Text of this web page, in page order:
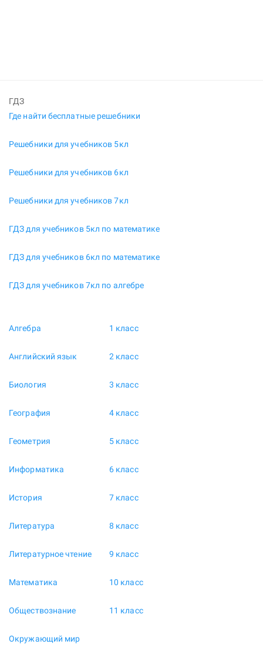
ГДЗ
Где найти бесплатные решебники
Решебники для учебников 5кл
Решебники для учебников 6кл
Решебники для учебников 7кл
ГДЗ для учебников 5кл по математике
ГДЗ для учебников 6кл по математике
ГДЗ для учебников 7кл по алгебре
Алгебра
Английский язык
Биология
География
Геометрия
Информатика
История
Литература
Литературное чтение
Математика
Обществознание
Окружающий мир
1 класс
2 класс
3 класс
4 класс
5 класс
6 класс
7 класс
8 класс
9 класс
10 класс
11 класс